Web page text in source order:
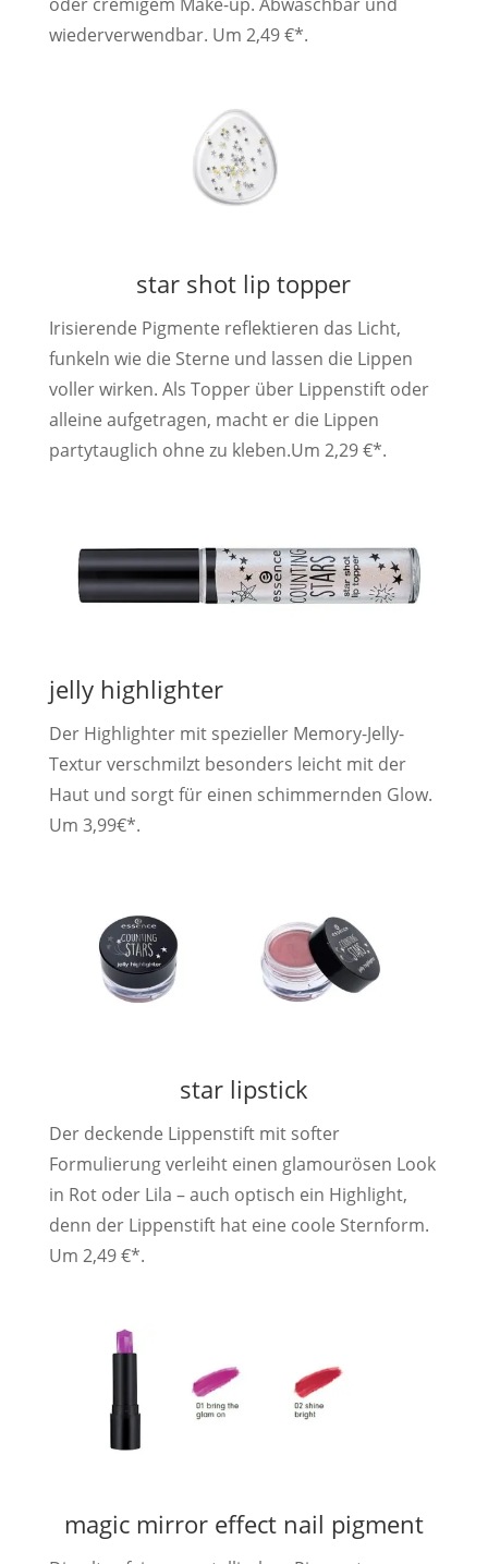
wiederverwendbar. Um 2,49 €*.
star shot lip topper
Irisierende Pigmente reflektieren das Licht,
funkeln wie die Sterne und lassen die Lippen
voller wirken. Als Topper über Lippenstift oder
alleine aufgetragen, macht er die Lippen
partytauglich ohne zu kleben.Um 2,29 €*.
jelly highlighter
Der Highlighter mit spezieller Memory-Jelly-
Textur verschmilzt besonders leicht mit der
Haut und sorgt für einen schimmernden Glow.
Um 3,99€*.
star lipstick
Der deckende Lippenstift mit softer
Formulierung verleiht einen glamourösen Look
in Rot oder Lila – auch optisch ein Highlight,
denn der Lippenstift hat eine coole Sternform.
Um 2,49 €*.
magic mirror effect nail pigment